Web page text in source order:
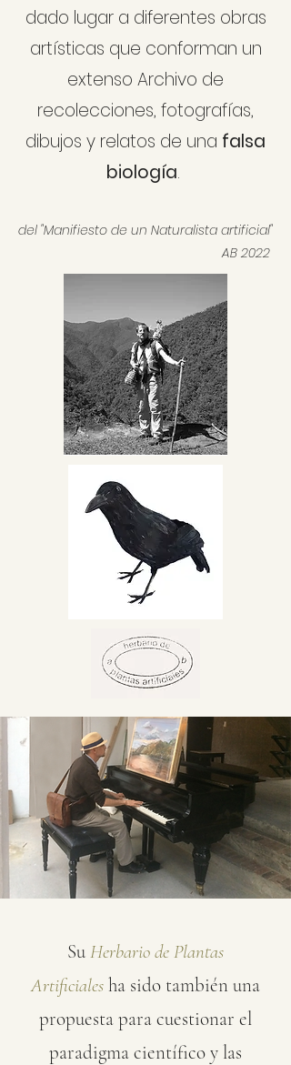
dado lugar a diferentes obras
artísticas que conforman un
extenso Archivo de
recolecciones, fotografías,
dibujos y relatos de una falsa
biología.
del "Manifiesto de un Naturalista artificial"
AB 2022
Su Herbario de Plantas
Artificiales ha sido también una
propuesta para cuestionar el
paradigma científico y las